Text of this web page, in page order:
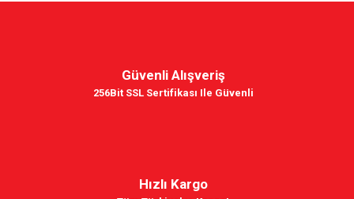
Güvenli Alışveriş
256Bit SSL Sertifikası Ile Güvenli
Hızlı Kargo